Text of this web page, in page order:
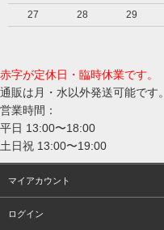
27
28 29
赤字が定休日・臨時休業です。
通販は月・水以外発送可能です。
営業時間：
平日 13:00〜18:00
土日祝 13:00〜19:00
マイアカウント
ログイン